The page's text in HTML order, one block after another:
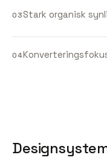
03Stark organisk
04